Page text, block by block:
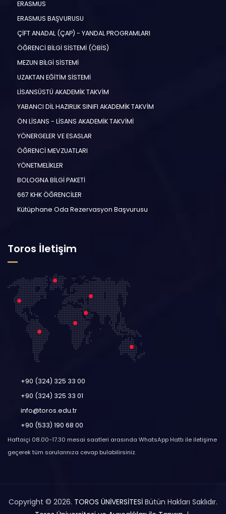
ERASMUS
ERASMUS BAŞVURUSU
ÇİFT ANADAL (ÇAP) - YANDAL PROGRAMLARI
ÖĞRENCİ BİLGİ SİSTEMİ (ÖBİS)
MEZUN BİLGİ SİSTEMİ
UZAKTAN EĞİTİM SİSTEMİ
LİSANSÜSTÜ AKADEMİK TAKVİM
YABANCI DİL HAZIRLIK SINIFI AKADEMİK TAKVİM
ÖN LİSANS - LİSANS AKADEMİK TAKVİMİ
YÖNERGELER VE ESASLAR
ÖĞRENCİ MEVZUATLARI
YÖNETMELİKLER
BOLOGNA BİLGİ PAKETİ
667 KHK ÖĞRENCİLER
Kütüphane Oda Rezervasyon Başvurusu
Toros İletişim
+90 (324) 325 33 00
+90 (324) 325 33 01
info@toros.edu.tr
+90 (533) 190 68 00
Haftaiçi 08.00-17.30 mesai saatleri arasında WhatsApp Hattı ile iletişime
geçerek tüm sorularınıza cevap bulabilirsiniz.
Copyright © 2026. TOROS ÜNİVERSİTESİ Bütün Hakları Saklıdır.